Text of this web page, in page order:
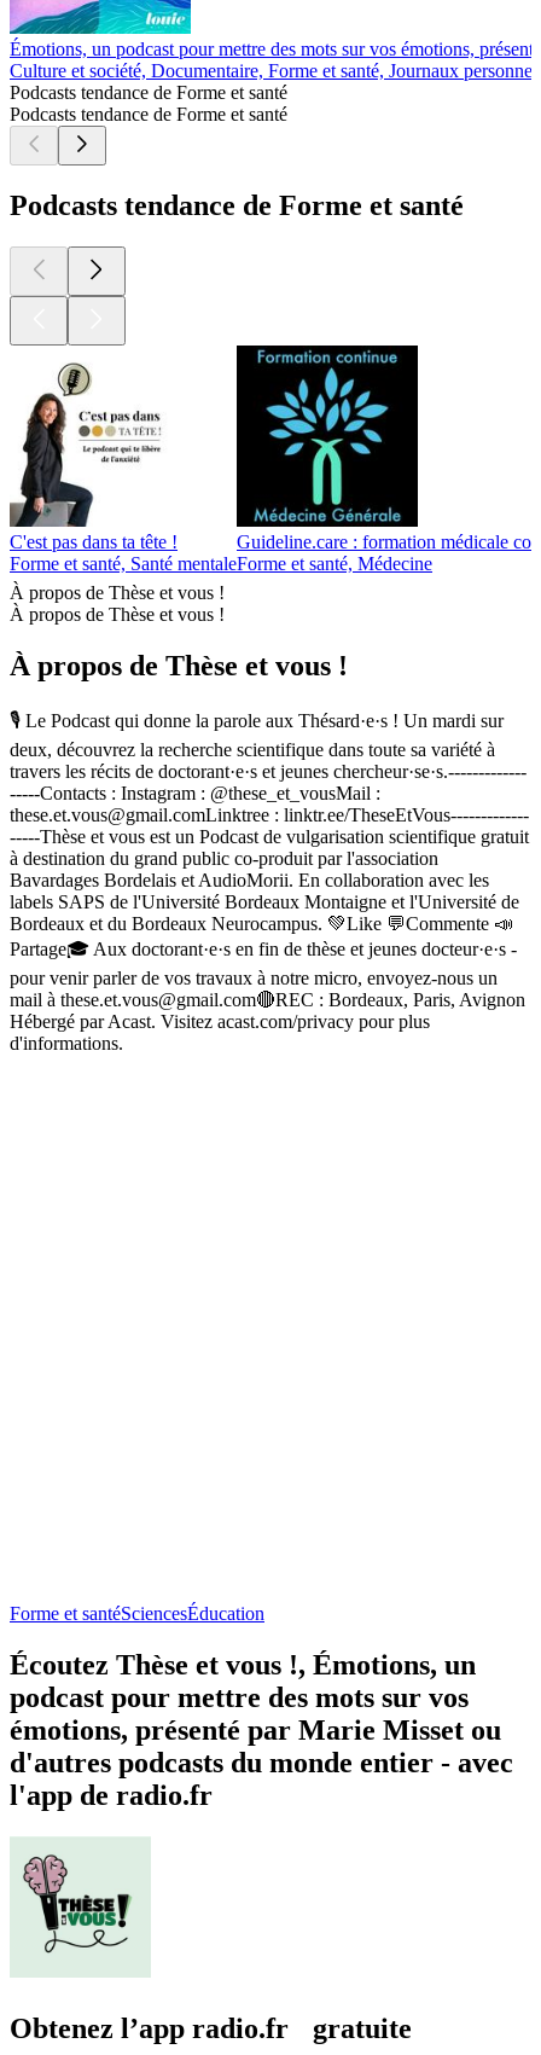
Émotions, un podcast pour mettre des mots sur vos émotions,
Culture et société, Documentaire, Forme et santé, Journaux
Podcasts tendance de Forme et santé
Podcasts tendance de Forme et santé
Podcasts tendance de Forme et santé
C'est pas dans ta tête !
Forme et santé, Santé mentale
Guideline.care : formation médicale
Forme et santé, Médecine
À propos de Thèse et vous !
À propos de Thèse et vous !
À propos de Thèse et vous !
🎙️ Le Podcast qui donne la parole aux Thésard·e·s ! Un mardi sur
deux, découvrez la recherche scientifique dans toute sa variété à
travers les récits de doctorant·e·s et jeunes chercheur·se·s.-------------
-----Contacts : Instagram : @these_et_vousMail :
these.et.vous@gmail.comLinktree : linktr.ee/TheseEtVous-------------
-----Thèse et vous est un Podcast de vulgarisation scientifique gratuit
à destination du grand public co-produit par l'association
Bavardages Bordelais et AudioMorii. En collaboration avec les
labels SAPS de l'Université Bordeaux Montaigne et l'Université de
Bordeaux et du Bordeaux Neurocampus. 💚Like 💬Commente 📣
Partage🎓 Aux doctorant·e·s en fin de thèse et jeunes docteur·e·s -
pour venir parler de vos travaux à notre micro, envoyez-nous un
mail à these.et.vous@gmail.com🔴REC : Bordeaux, Paris, Avignon
Hébergé par Acast. Visitez acast.com/privacy pour plus
d'informations.
Forme et santéSciencesÉducation
Écoutez Thèse et vous !, Émotions, un
podcast pour mettre des mots sur vos
émotions, présenté par Marie Misset ou
d'autres podcasts du monde entier - avec
l'app de radio.fr
Obtenez l’app radio.fr gratuite